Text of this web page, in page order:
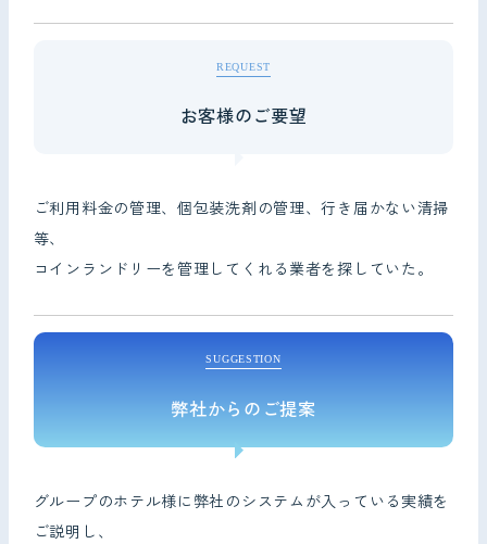
REQUEST
お客様のご要望
ご利用料金の管理、個包装洗剤の管理、行き届かない清掃
等、
コインランドリーを管理してくれる業者を探していた。
SUGGESTION
弊社からのご提案
グループのホテル様に弊社のシステムが入っている実績を
ご説明し、